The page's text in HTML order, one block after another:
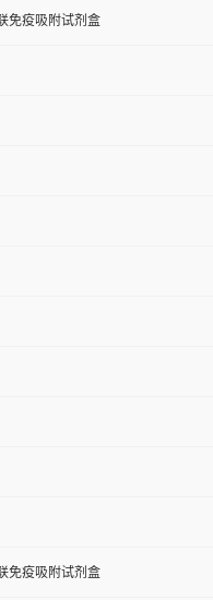
免疫吸附试剂盒
免疫吸附试剂盒